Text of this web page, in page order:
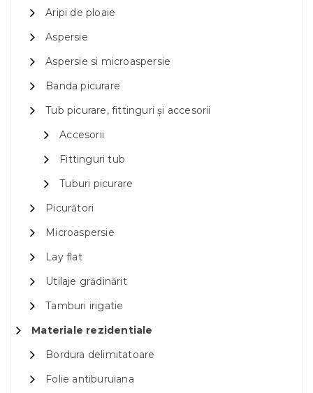
Aripi de ploaie
Aspersie
Aspersie si microaspersie
Banda picurare
Tub picurare, fittinguri și accesorii
Accesorii
Fittinguri tub
Tuburi picurare
Picurători
Microaspersie
Lay flat
Utilaje grădinărit
Tamburi irigatie
Materiale rezidentiale
Bordura delimitatoare
Folie antiburuiana